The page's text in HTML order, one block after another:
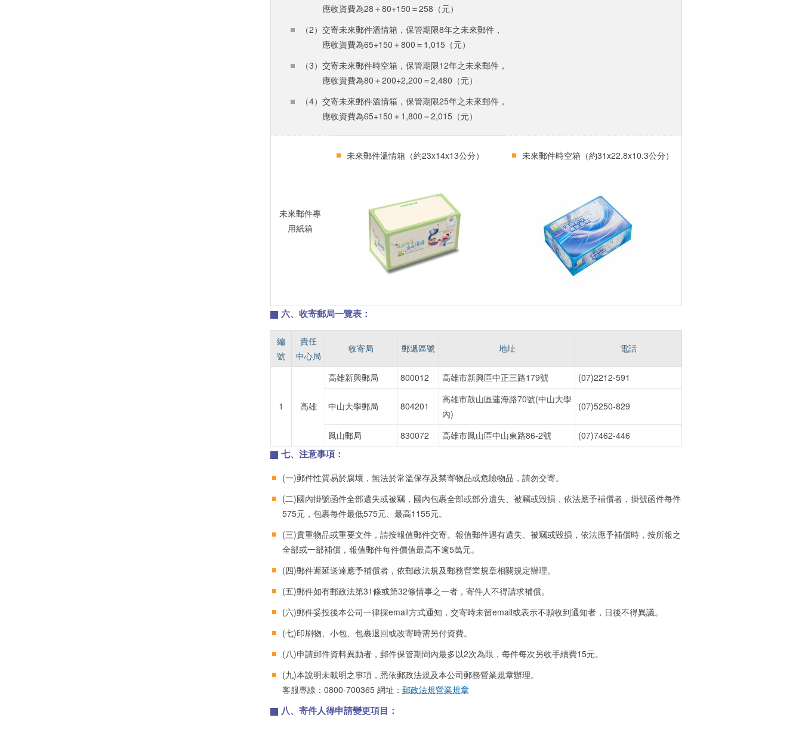
應收資費為28＋80+150＝258（元）
（2）交寄未來郵件溫情箱，保管期限8年之未來郵件，
應收資費為65+150＋800＝1,015（元）
（3）交寄未來郵件時空箱，保管期限12年之未來郵件，
應收資費為80＋200+2,200＝2,480（元）
（4）交寄未來郵件溫情箱，保管期限25年之未來郵件，
應收資費為65+150＋1,800＝2,015（元）
未來郵件專
用紙箱
未來郵件溫情箱（約23x14x13公分） 未來郵件時空箱（約31x22.8x10.3公分）
六、收寄郵局一覽表：
編
號
責任
中心局
收寄局 郵遞區號 地址 電話
1 高雄
高雄新興郵局 800012 高雄市新興區中正三路179號 (07)2212-591
中山大學郵局 804201
高雄市鼓山區蓮海路70號(中山大學
內)
(07)5250-829
鳳山郵局 830072 高雄市鳳山區中山東路86-2號 (07)7462-446
七、注意事項：
(一)郵件性質易於腐壞，無法於常溫保存及禁寄物品或危險物品，請勿交寄。
(二)國內掛號函件全部遺失或被竊，國內包裹全部或部分遺失、被竊或毀損，依法應予補償者，掛號函件每件
575元，包裹每件最低575元、最高1155元。
(三)貴重物品或重要文件，請按報值郵件交寄。報值郵件遇有遺失、被竊或毀損，依法應予補償時，按所報之
全部或一部補償，報值郵件每件價值最高不逾5萬元。
(四)郵件遲延送達應予補償者，依郵政法規及郵務營業規章相關規定辦理。
(五)郵件如有郵政法第31條或第32條情事之一者，寄件人不得請求補償。
(六)郵件妥投後本公司一律採email方式通知，交寄時未留email或表示不願收到通知者，日後不得異議。
(七)印刷物、小包、包裹退回或改寄時需另付資費。
(八)申請郵件資料異動者，郵件保管期間內最多以2次為限，每件每次另收手續費15元。
(九)本說明未載明之事項，悉依郵政法規及本公司郵務營業規章辦理。
客服專線：0800-700365 網址： 郵政法規營業規章
八、寄件人得申請變更項目：